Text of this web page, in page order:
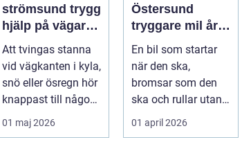
strömsund trygg
hjälp på vägarna
året runt
Att tvingas stanna
vid vägkanten i kyla,
snö eller ösregn hör
knappast till någon
bilägares
drömscen...
01 maj 2026
Östersund
tryggare mil året
runt
En bil som startar
när den ska,
bromsar som den
ska och rullar utan
konstiga ljud är
ingen självklar...
01 april 2026